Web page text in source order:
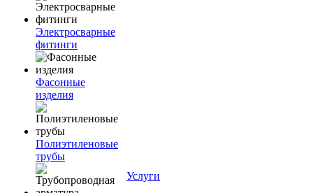
Электросварные
фитинги
Фасонные
изделия
Полиэтиленовые
трубы
Услуги